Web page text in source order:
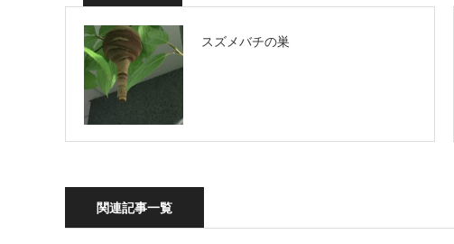
スズメバチの巣
関連記事一覧